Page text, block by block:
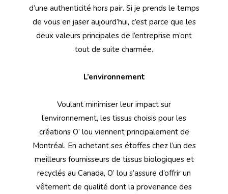
d’une authenticité hors pair. Si je prends le temps
de vous en jaser aujourd’hui, c’est parce que les
deux valeurs principales de l’entreprise m’ont
tout de suite charmée.
L’environnement
Voulant minimiser leur impact sur
l’environnement, les tissus choisis pour les
créations O’ lou viennent principalement de
Montréal. En achetant ses étoffes chez l’un des
meilleurs fournisseurs de tissus biologiques et
recyclés au Canada, O’ lou s’assure d’offrir un
vêtement de qualité dont la provenance des